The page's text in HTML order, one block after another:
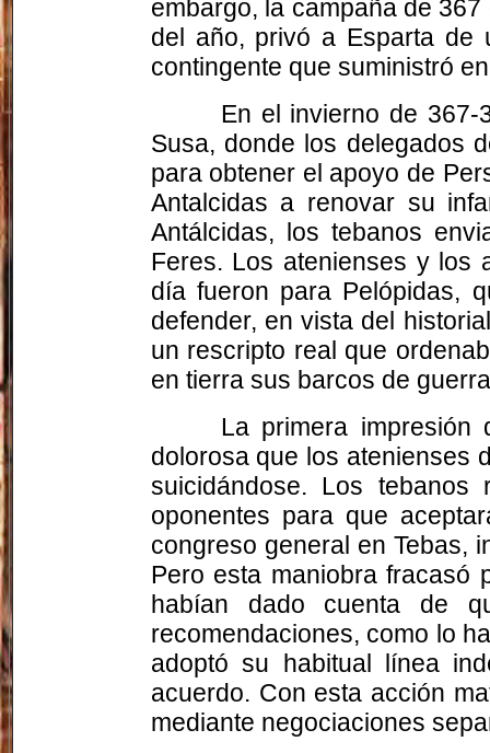
embargo, la campaña de
del año, privó a Esparta de
contingente que suministró
En el invierno de
Susa, donde los delegados
para obtener el apoyo de
Antalcidas a renovar su
Antálcidas, los tebanos
Feres. Los atenienses y los
día fueron para Pelópidas,
defender, en vista del
un rescripto real que
en tierra sus barcos de
La primera impresión
dolorosa que los atenienses
suicidándose. Los tebanos
oponentes para que
congreso general en Tebas,
Pero esta maniobra fracasó
habían dado cuenta de
recomendaciones, como lo
adoptó su habitual línea
acuerdo. Con esta acción
mediante negociaciones